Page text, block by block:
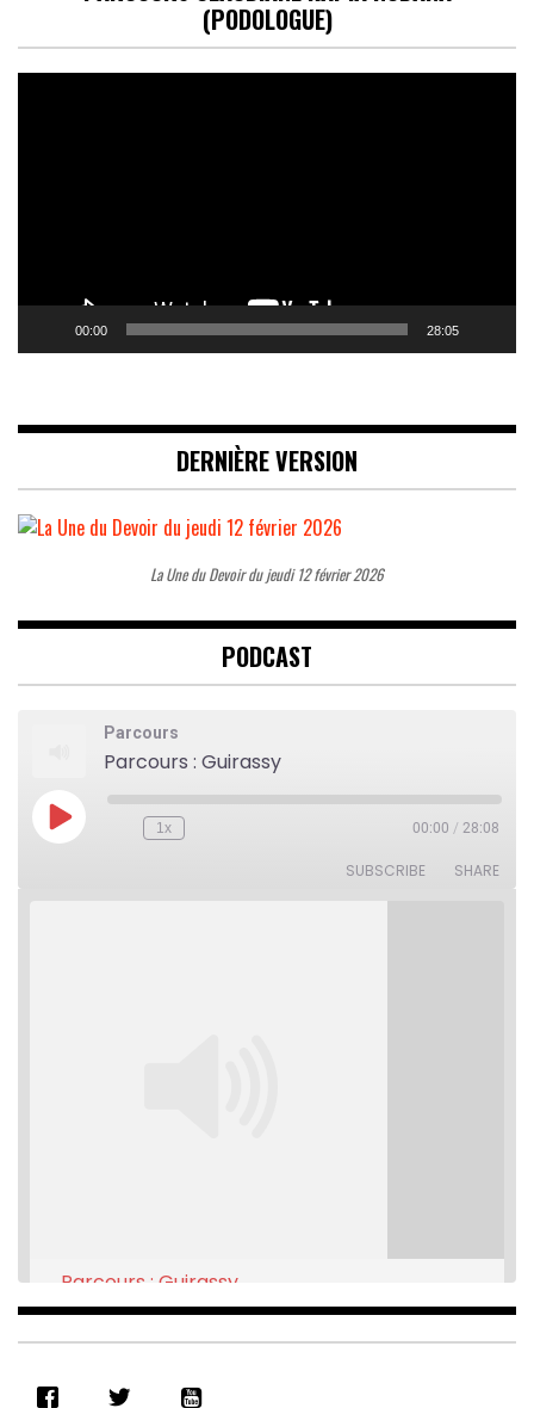
(PODOLOGUE)
00:00 28:05
DERNIÈRE VERSION
La Une du Devoir du jeudi 12 février 2026
PODCAST
Parcours
Parcours : Guirassy
Play
Episode
Rewind
1x 00:00 / 28:08
SUBSCRIBE SHARE
RSS FEED
Parcours : Guirassy
Feb 16, 2021 • 28:08